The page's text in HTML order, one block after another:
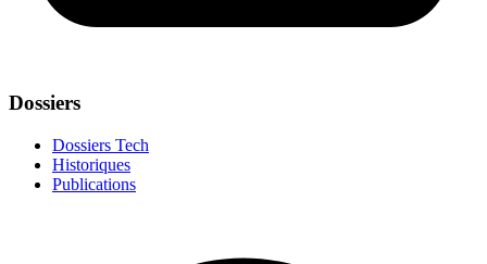
Dossiers
Dossiers Tech
Historiques
Publications